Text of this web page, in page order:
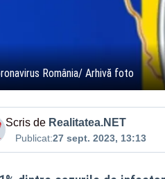
România/ Arhivă foto
Scris de Realitatea.NET
Publicat:27 sept. 2023, 13:13